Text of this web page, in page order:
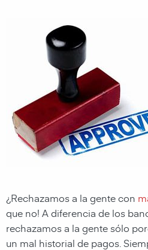
¿Rechazamos a la gente con
que no! A diferencia de los
rechazamos a la gente sólo
un mal historial de pagos.